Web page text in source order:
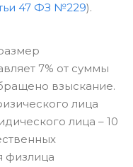
47 ФЗ №229).
7% от суммы
взыскание.
лица
лица – 10
физлица